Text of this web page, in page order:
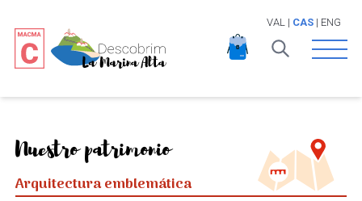
VAL | CAS| ENG
Open
Nuestro patrimonio
Arquitectura emblemática